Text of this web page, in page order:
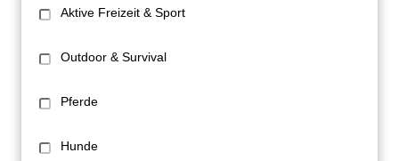
Aktive Freizeit & Sport
Outdoor & Survival
Pferde
Hunde